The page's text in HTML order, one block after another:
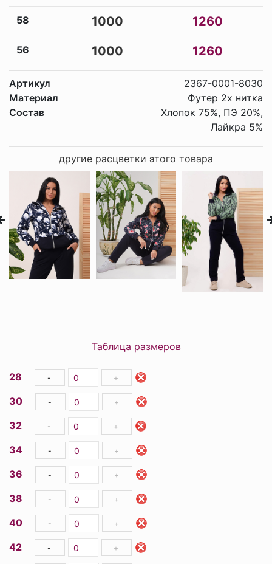
58 1000 1260
56 1000 1260
Артикул
2367-0001-8030
Материал
Футер 2х нитка
Состав
Хлопок 75%, ПЭ 20%,
Лайкра 5%
другие расцветки этого товара
Таблица размеров
28 - +
30 - +
32 - +
34 - +
36 - +
38 - +
40 - +
42 - +